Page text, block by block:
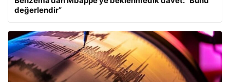
değerlendir”